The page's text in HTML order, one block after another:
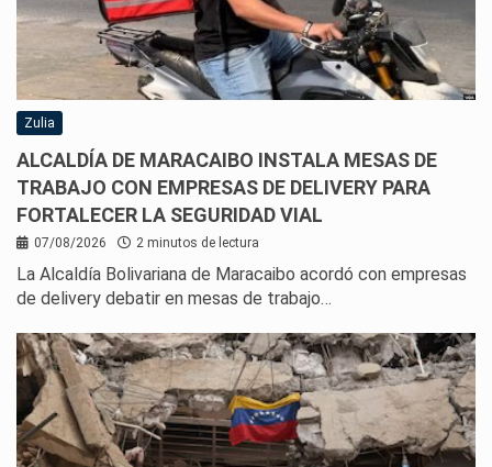
Zulia
ALCALDÍA DE MARACAIBO INSTALA MESAS DE
TRABAJO CON EMPRESAS DE DELIVERY PARA
FORTALECER LA SEGURIDAD VIAL
07/08/2026 2 minutos de lectura
La Alcaldía Bolivariana de Maracaibo acordó con empresas
de delivery debatir en mesas de trabajo…